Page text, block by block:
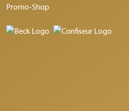
Promo-Shop